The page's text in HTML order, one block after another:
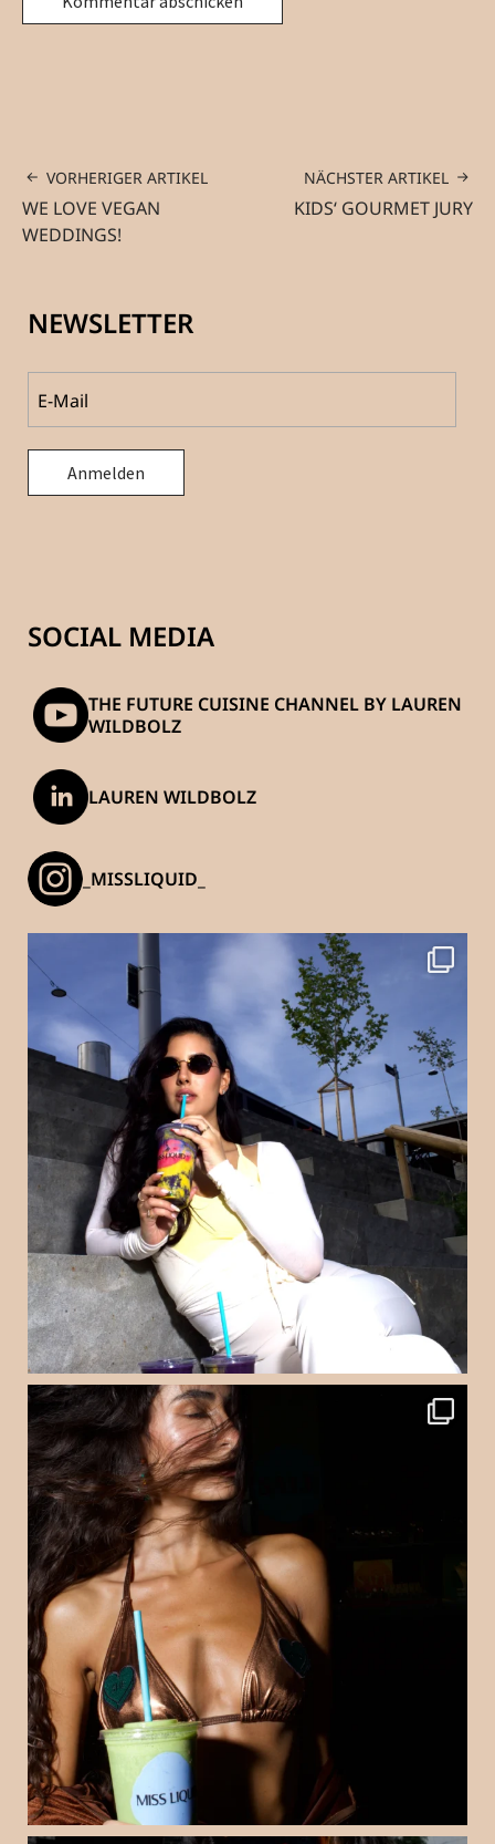
VORHERIGER ARTIKEL
WE LOVE VEGAN
WEDDINGS!
NÄCHSTER ARTIKEL
KIDS‘ GOURMET JURY
NEWSLETTER
SOCIAL MEDIA
THE FUTURE CUISINE CHANNEL BY LAUREN
WILDBOLZ
LAUREN WILDBOLZ
_MISSLIQUID_